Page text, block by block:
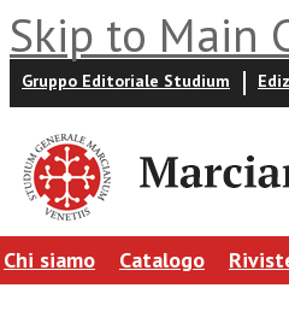
Skip to Main
Gruppo Editoriale Studium
Chi siamo Catalogo